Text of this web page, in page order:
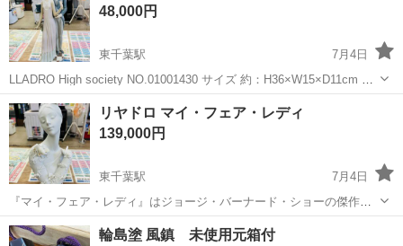
48,000円
東千葉駅
7月4日
LLADRO High society NO.01001430 サイズ 約：H36×W15×D11cm 本
体のみ 現状品にて ******************************...
千葉 千葉市 東千葉駅 インテリア雑貨/小物
リヤドロ マイ・フェア・レディ
139,000円
東千葉駅
7月4日
『マイ・フェア・レディ』はジョージ・バーナード・ショーの傑作戯
曲『ピグマリオン』を映画化したものです。 映画では、言語学者が同
僚とロンドン下町の花売りの娘を貴婦人に変えられるかを賭け、最後
千葉 千葉市 東千葉駅 インテリア雑貨/小物
輪島塗 風鎮 未使用元箱付